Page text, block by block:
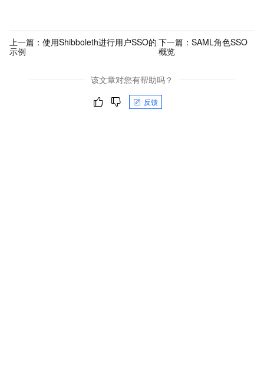
上一篇： 使用Shibboleth进行用户SSO的
示例
下一篇：SAML角色SSO
概览
该文章对您有帮助吗？
反馈